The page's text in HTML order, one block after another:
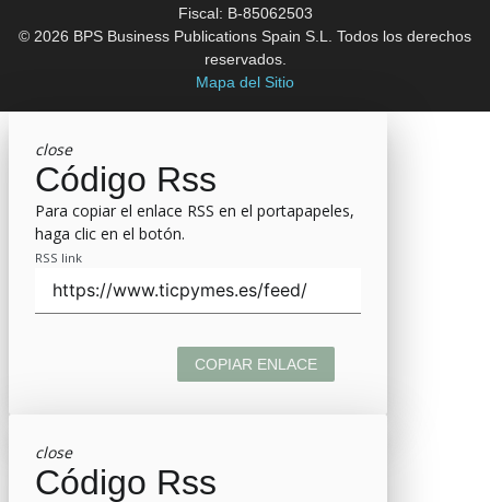
Fiscal: B-85062503
© 2026 BPS Business Publications Spain S.L. Todos los derechos
reservados.
Mapa del Sitio
close
Código Rss
Para copiar el enlace RSS en el portapapeles,
haga clic en el botón.
RSS link
COPIAR ENLACE
close
Código Rss